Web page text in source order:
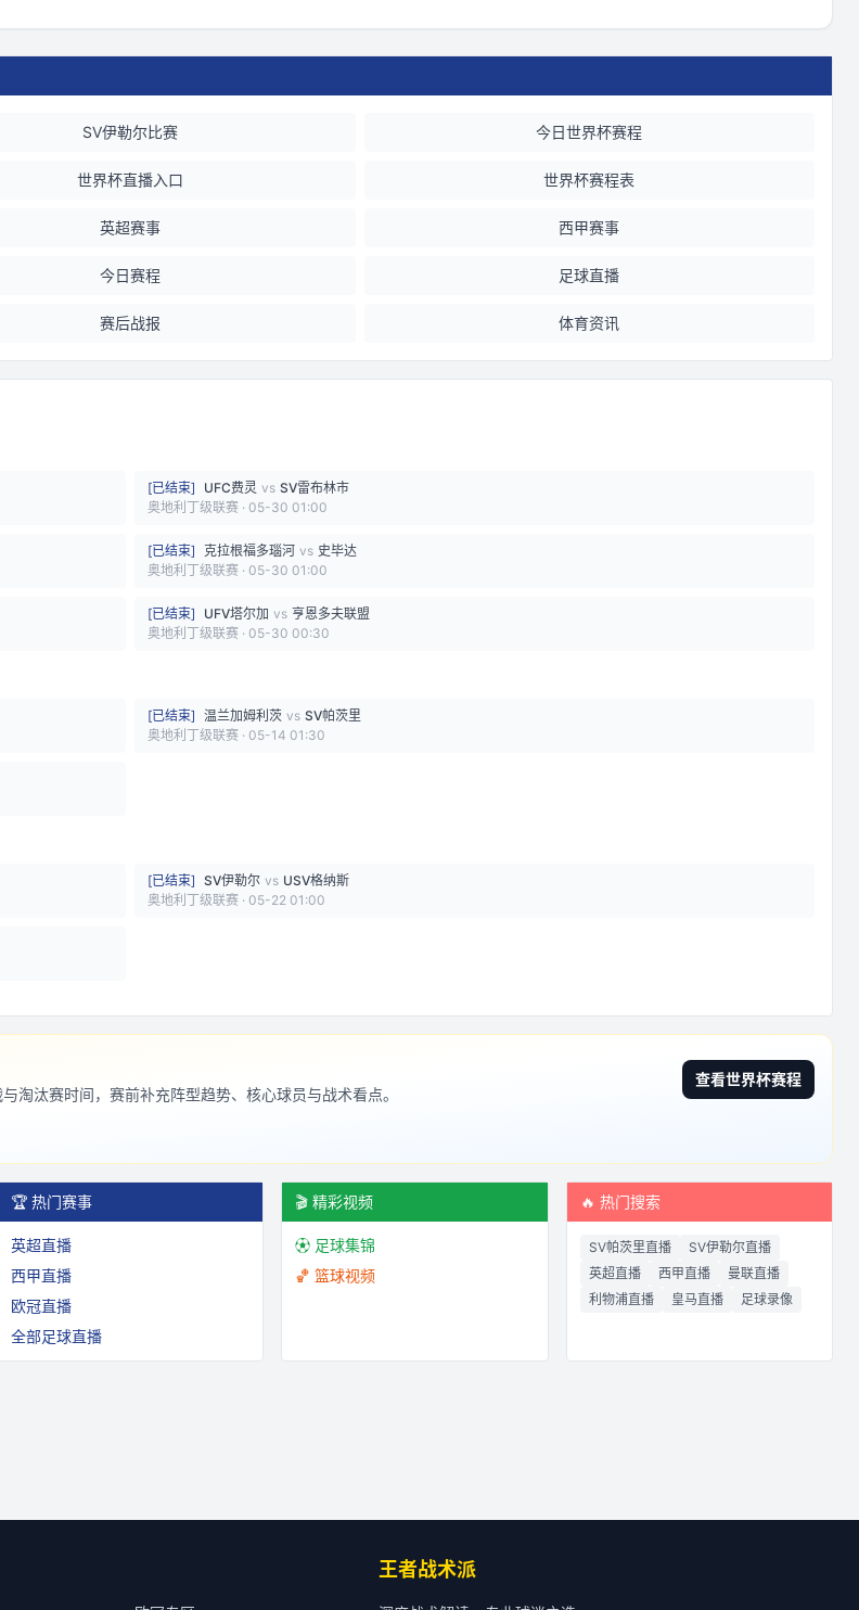
SV伊勒尔比赛 今日世界杯赛程
世界杯直播入口 世界杯赛程表
英超赛事 西甲赛事
今日赛程 足球直播
赛后战报 体育资讯
[已结束] UFC费灵 vs SV雷布林市
奥地利丁级联赛 · 05-30 01:00
[已结束] 克拉根福多瑙河 vs 史毕达
奥地利丁级联赛 · 05-30 01:00
[已结束] UFV塔尔加 vs 亨恩多夫联盟
奥地利丁级联赛 · 05-30 00:30
[已结束] 温兰加姆利茨 vs SV帕茨里
奥地利丁级联赛 · 05-14 01:30
[已结束] SV伊勒尔 vs USV格纳斯
奥地利丁级联赛 · 05-22 01:00
汰赛时间，赛前补充阵型趋势、核心球员与战术看点。
查看世界杯赛程
🏆 热门赛事
英超直播
西甲直播
欧冠直播
全部足球直播
🎬 精彩视频
⚽ 足球集锦
🏀 篮球视频
🔥 热门搜索
SV帕茨里直播
SV伊勒尔直播
英超直播
西甲直播
曼联直播
利物浦直播
皇马直播 足球录像
王者战术派